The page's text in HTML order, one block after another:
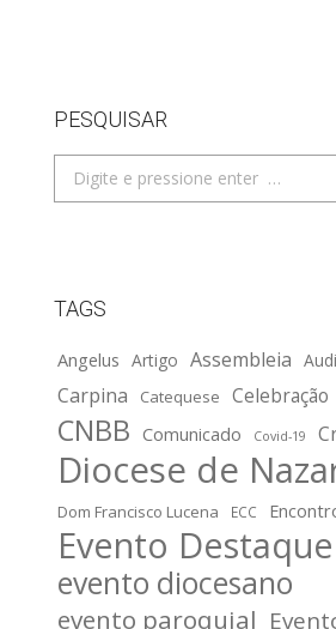
PESQUISAR
Search:
TAGS
Angelus Artigo Assembleia
Carpina Catequese Celebração
CNBB Comunicado Covid-19
Diocese de
Dom Francisco Lucena
ECC
Evento Destaque
evento diocesano
evento paroquial